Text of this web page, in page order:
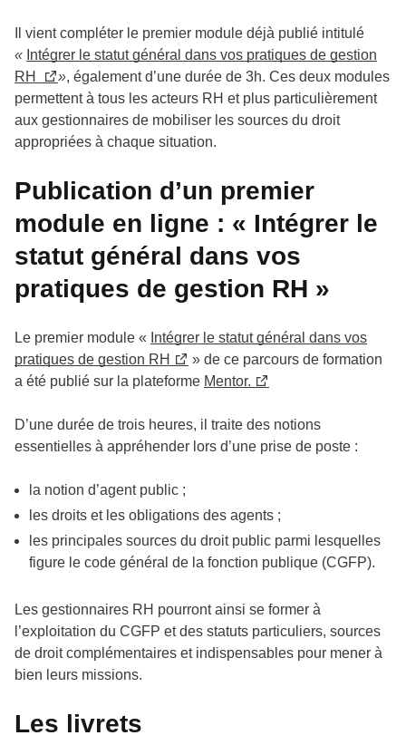
Il vient compléter le premier module déjà publié intitulé
« Intégrer le statut général dans vos pratiques de gestion
RH
», également d’une durée de 3h. Ces deux modules
permettent à tous les acteurs RH et plus particulièrement
aux gestionnaires de mobiliser les sources du droit
appropriées à chaque situation.
Publication d’un premier
module en ligne : « Intégrer le
statut général dans vos
pratiques de gestion RH »
Le premier module « Intégrer le statut général dans vos
pratiques de gestion RH
» de ce parcours de formation
a été publié sur la plateforme Mentor.
D’une durée de trois heures, il traite des notions
essentielles à appréhender lors d’une prise de poste :
la notion d’agent public ;
les droits et les obligations des agents ;
les principales sources du droit public parmi lesquelles
figure le code général de la fonction publique (CGFP).
Les gestionnaires RH pourront ainsi se former à
l’exploitation du CGFP et des statuts particuliers, sources
de droit complémentaires et indispensables pour mener à
bien leurs missions.
Les livrets